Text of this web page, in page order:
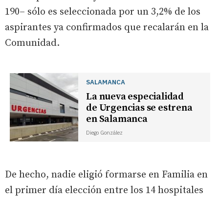
190– sólo es seleccionada por un 3,2% de los
aspirantes ya confirmados que recalarán en la
Comunidad.
SALAMANCA
La nueva especialidad
de Urgencias se estrena
en Salamanca
Diego González
De hecho, nadie eligió formarse en Familia en
el primer día elección entre los 14 hospitales